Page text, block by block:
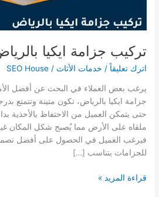
تركيب جزامة ايكيا
اترك تعليقاً / خدمات الأثاث /
SEO House
يرغب بعض العملاء في البحث عن أفضل
جزامة ايكيا بالرياض، تكون متينة وتتمتع
حتى يتمكن العميل من الاحتفاظ بالأحذية
ملقاه على الأرض مما يُصبح شكل المكان
فيرغب العميل في الحصول على أفضل
للجزامات يتناسب […]
تركيب
قراءة المزيد »